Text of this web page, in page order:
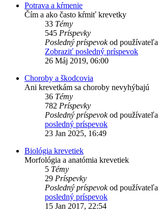
Potrava a kŕmenie
Čím a ako často kŕmiť krevetky
33 Témy
545 Príspevky
Posledný príspevokod používateľa
Zobraziť posledný príspevok
26 Máj 2019, 06:00
Choroby a škodcovia
Ani krevetkám sa choroby nevyhýbajú
36 Témy
782 Príspevky
Posledný príspevokod používateľa
posledný príspevok
23 Jan 2025, 16:49
Biológia krevetiek
Morfológia a anatómia krevetiek
5 Témy
29 Príspevky
Posledný príspevokod používateľa
posledný príspevok
15 Jan 2017, 22:54